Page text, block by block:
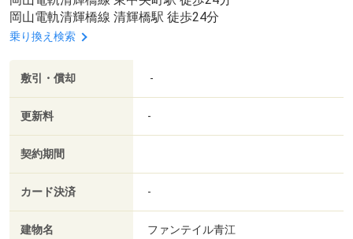
岡山電軌清輝橋線 清輝橋駅 徒歩24分
乗り換え検索
敷引・償却 -
更新料 -
契約期間
カード決済 -
建物名 ファンテイル青江